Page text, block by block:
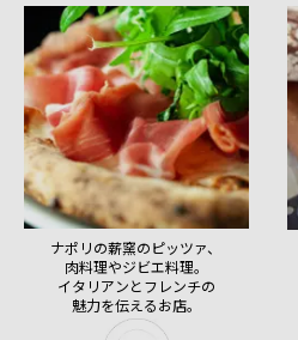
ナポリの薪窯のピッツァ、
肉料理やジビエ料理。
イタリアンとフレンチの
魅力を伝えるお店。